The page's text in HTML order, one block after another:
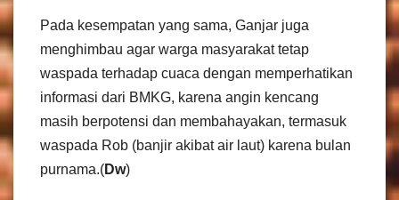
Pada kesempatan yang sama, Ganjar juga
menghimbau agar warga masyarakat tetap
waspada terhadap cuaca dengan memperhatikan
informasi dari BMKG, karena angin kencang
masih berpotensi dan membahayakan, termasuk
waspada Rob (banjir akibat air laut) karena bulan
purnama.(Dw)